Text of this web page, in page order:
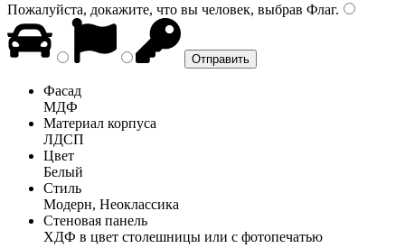
Пожалуйста, докажите, что вы человек, выбрав Флаг.
Фасад
МДФ
Материал корпуса
ЛДСП
Цвет
Белый
Стиль
Модерн, Неоклассика
Стеновая панель
ХДФ в цвет столешницы или с фотопечатью